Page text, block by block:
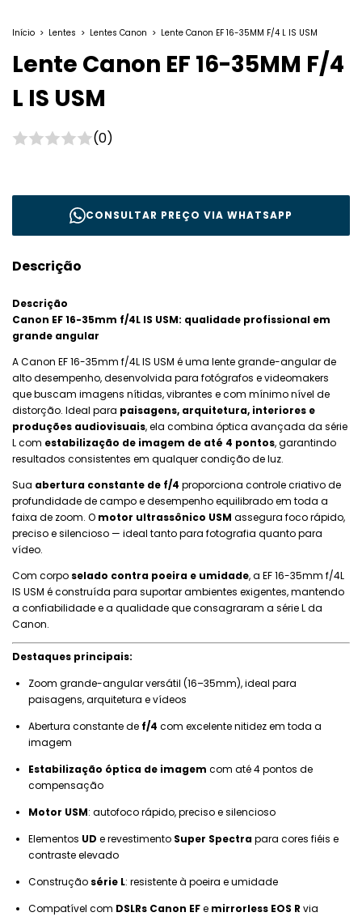
Início > Lentes > Lentes Canon > Lente Canon EF 16-35MM F/4 L IS USM
Lente Canon EF 16-35MM F/4
L IS USM
(0)
CONSULTAR PREÇO VIA WHATSAPP
Descrição
Descrição
Canon EF 16-35mm f/4L IS USM: qualidade profissional em
grande angular
A Canon EF 16-35mm f/4L IS USM é uma lente grande-angular de
alto desempenho, desenvolvida para fotógrafos e videomakers
que buscam imagens nítidas, vibrantes e com mínimo nível de
distorção. Ideal para paisagens, arquitetura, interiores e
produções audiovisuais, ela combina óptica avançada da série
L com estabilização de imagem de até 4 pontos, garantindo
resultados consistentes em qualquer condição de luz.
Sua abertura constante de f/4 proporciona controle criativo de
profundidade de campo e desempenho equilibrado em toda a
faixa de zoom. O motor ultrassônico USM assegura foco rápido,
preciso e silencioso — ideal tanto para fotografia quanto para
vídeo.
Com corpo selado contra poeira e umidade, a EF 16-35mm f/4L
IS USM é construída para suportar ambientes exigentes, mantendo
a confiabilidade e a qualidade que consagraram a série L da
Canon.
Destaques principais:
Zoom grande-angular versátil (16–35mm), ideal para
paisagens, arquitetura e vídeos
Abertura constante de f/4 com excelente nitidez em toda a
imagem
Estabilização óptica de imagem com até 4 pontos de
compensação
Motor USM: autofoco rápido, preciso e silencioso
Elementos UD e revestimento Super Spectrapara cores fiéis e
contraste elevado
Construção série L: resistente à poeira e umidade
Compatível com DSLRs Canon EFe mirrorless EOS R via